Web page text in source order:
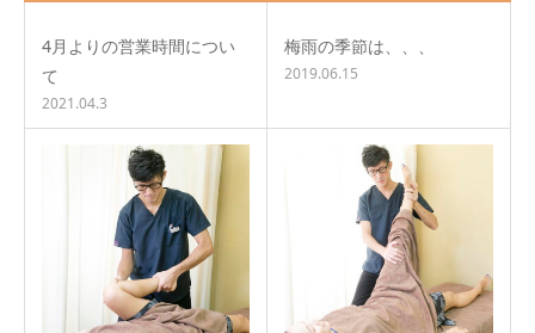
4月よりの営業時間につい
て
2021.04.3
梅雨の季節は、、、
2019.06.15